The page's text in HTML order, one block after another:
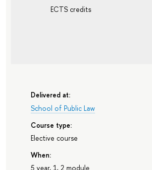
ECTS credits
Delivered at:
School of Public Law
Course type:
Elective course
When:
5 year, 1, 2 module